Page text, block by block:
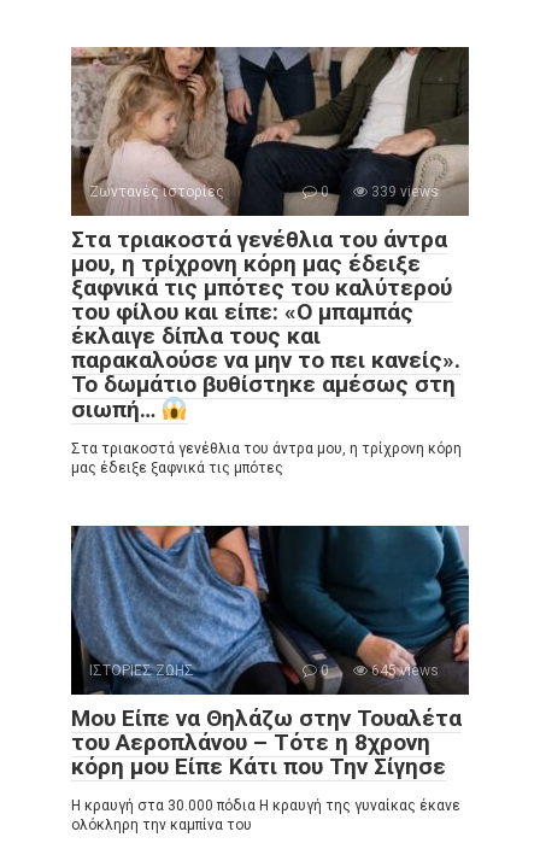
Ζωντανές ιστορίες 0 339 views
Στα τριακοστά γενέθλια του άντρα
μου, η τρίχρονη κόρη μας έδειξε
ξαφνικά τις μπότες του καλύτερού
του φίλου και είπε: «Ο μπαμπάς
έκλαιγε δίπλα τους και
παρακαλούσε να μην το πει κανείς».
Το δωμάτιο βυθίστηκε αμέσως στη
σιωπή…
Στα τριακοστά γενέθλια του άντρα μου, η τρίχρονη κόρη
μας έδειξε ξαφνικά τις μπότες
ΙΣΤΟΡΙΕΣ ΖΩΗΣ 0 645 views
Μου Είπε να Θηλάζω στην Τουαλέτα
του Αεροπλάνου – Τότε η 8χρονη
κόρη μου Είπε Κάτι που Την Σίγησε
Η κραυγή στα 30.000 πόδια Η κραυγή της γυναίκας έκανε
ολόκληρη την καμπίνα του